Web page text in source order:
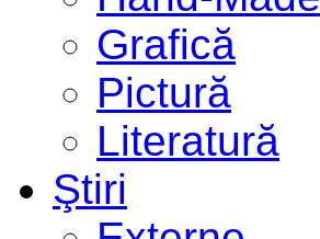
Grafică
Pictură
Literatură
Ştiri